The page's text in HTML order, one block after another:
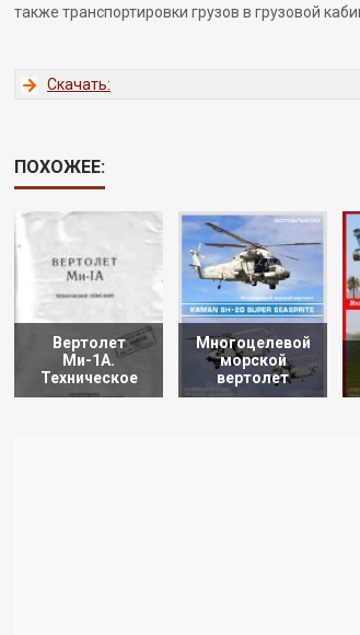
также транспортировки грузов в грузовой
Cкачать:
ПОХОЖЕЕ:
Вертолет
Ми-1А.
Техническое
Многоцелевой
морской
вертолет